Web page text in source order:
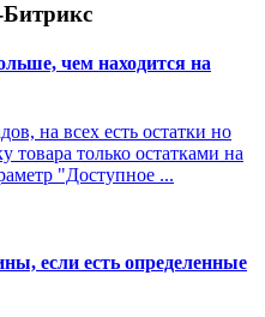
чем находится на
на всех есть остатки но
товара только остатками на
"Доступное ...
если есть определенные